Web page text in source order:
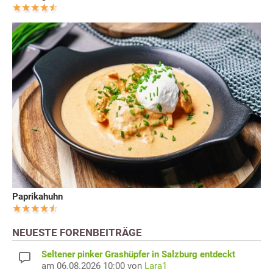
Paprikahuhn
NEUESTE FORENBEITRÄGE
Seltener pinker Grashüpfer in Salzburg entdeckt
am 06.08.2026 10:00 von Lara1